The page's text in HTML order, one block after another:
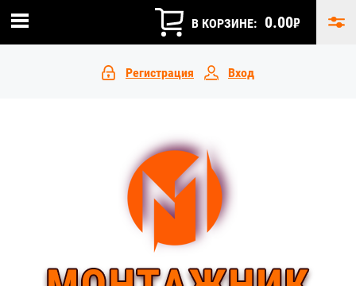
В КОРЗИНЕ: 0.00₽
Регистрация Вход